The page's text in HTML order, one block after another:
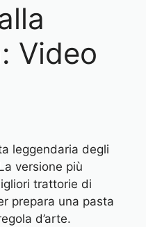
Video
leggendaria degli
versione più
trattorie di
prepara una pasta
d’arte.